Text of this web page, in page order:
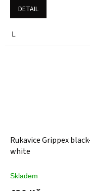
DETAIL
L
Rukavice Grippex
white
Skladem